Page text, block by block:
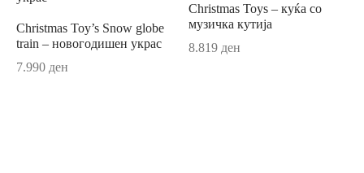
Christmas Toy’s Snow globe
train – новогодишен украс
7.990 ден
Christmas Toys – куќа со
музичка кутија
8.819 ден
Rock